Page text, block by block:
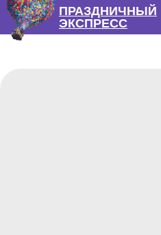
ПРАЗДНИЧНЫЙ
ЭКСПРЕСС